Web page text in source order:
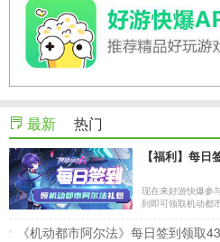
最新 热门
【福利】每
现在来好游快爆参
到即可领取机动都
法币你来领哟！
《机动都市阿尔法》每日签到领取